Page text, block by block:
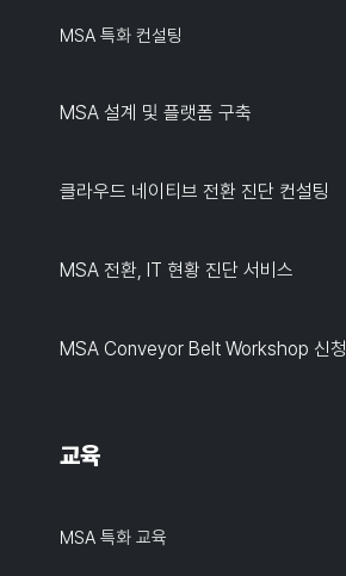
MSA 특화 컨설팅
MSA 설계 및 플랫폼 구축
클라우드 네이티브 전환 진단 컨설팅
MSA 전환, IT 현황 진단 서비스
MSA Conveyor Belt Workshop 신청
교육
MSA 특화 교육